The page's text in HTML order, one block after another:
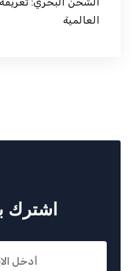
العالمية
اشترك